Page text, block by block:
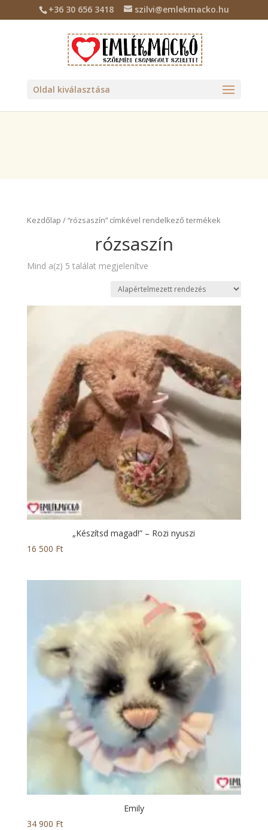
Deprecated: Required parameter $location follows optional
parameter $tax_class in/home/emlekmac/public_html/wp-
content/plugins/billingo/includes/class-billingo.php
+36 30 656 3418 szilvi@emlekmacko.hu
Oldal kiválasztása
Kezdőlap / “rózsaszín” címkével rendelkező termékek
rózsaszín
Mind a(z) 5 találat megjelenítve
„Készítsd magad!” – Rozi nyuszi
16 500 Ft
Emily
34 900 Ft